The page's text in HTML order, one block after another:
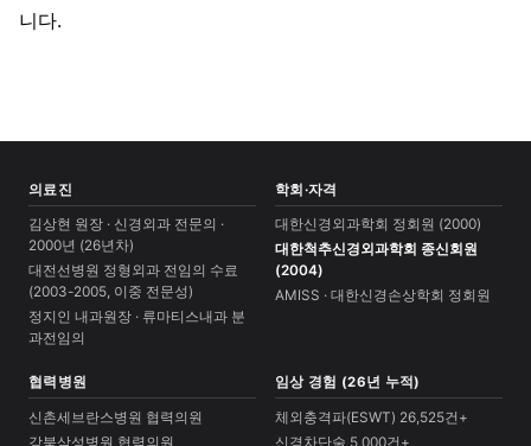
니다.
의료진
김상현 원장 · 신경외과 전문의 ·
2000년 (26년차)
대전선병원 정형외과 전임의 수료
(2003-2005, 이중 전문성)
정지인 내과원장 · 류마티스내과 분
과전임의
학회·자격
대한신경외과학회 정회원 (2000)
대한척추신경외과학회 종신회원
(2004)
AMISS · 대한신경손상학회 정회원
협력병원
신촌세브란스병원 협력의원
강북삼성병원 협력의원
임상 경험 (26년 누적)
체외충격파(ESWT) 26,525건+
신경차단술 5,000건+